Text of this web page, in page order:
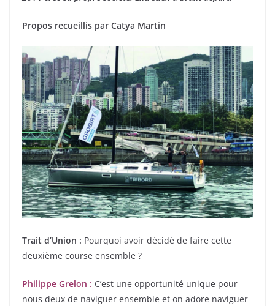
Propos recueillis par Catya Martin
Trait d’Union : Pourquoi avoir décidé de faire cette
deuxième course ensemble ?
Philippe Grelon : C’est une opportunité unique pour
nous deux de naviguer ensemble et on adore naviguer